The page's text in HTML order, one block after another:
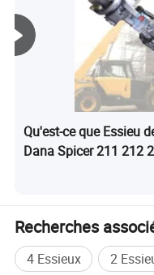
fabrication de
boîtes de vitesses
pompe, des freins et
application spécifique.
Qu'est-ce que Essieu
Dana Spicer 211 212
Recherches
4 Essieux 2